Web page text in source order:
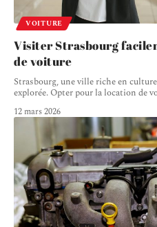
VOITURE
Visiter Strasbourg
de voiture
Strasbourg, une ville riche en
explorée. Opter pour la location de
12 mars 2026